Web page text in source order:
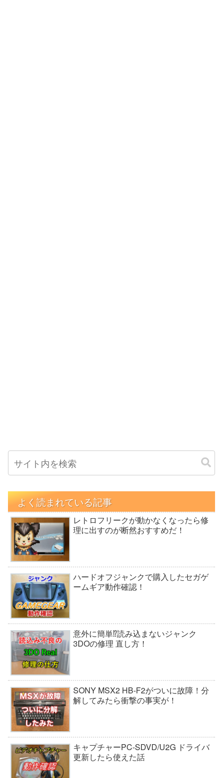
よく読まれている記事
レトロフリークが動かなくなったら修
理に出すのが断然おすすめだ！
ハードオフジャンクで購入したセガゲ
ームギア動作確認！
意外に簡単⁉読み込まないジャンク
3DOの修理 直し方！
SONY MSX2 HB-F2がついに故障！分
解してみたら衝撃の事実が！
キャプチャーPC-SDVD/U2G ドライバ
更新したら使えた話